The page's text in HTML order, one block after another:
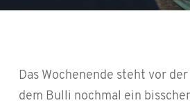
Das Wochenende steht vor
dem Bulli nochmal ein